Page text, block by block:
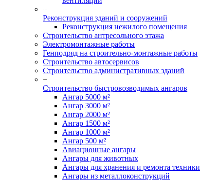
+
Реконструкция зданий и сооружений
Реконструкция нежилого помещения
Строительство антресольного этажа
Электромонтажные работы
Генподряд на строительно-монтажные работы
Строительство автосервисов
Строительство административных зданий
+
Строительство быстровозводимых ангаров
Ангар 5000 м²
Ангар 3000 м²
Ангар 2000 м²
Ангар 1500 м²
Ангар 1000 м²
Ангар 500 м²
Авиационные ангары
Ангары для животных
Ангары для хранения и ремонта техники
Ангары из металлоконструкций